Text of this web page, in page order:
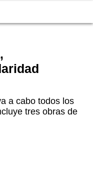
a cabo todos los
tres obras de